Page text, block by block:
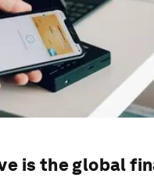
is the global